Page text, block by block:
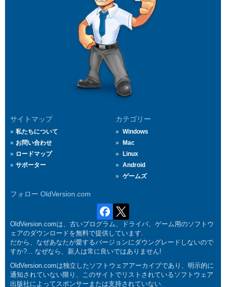
サイトマップ
私たちについて
お問い合わせ
ロードマップ
サポーター
カテゴリー
Windows
Mac
Linux
Android
ゲームズ
フォロー OldVersion.com
OldVersion.comは、古いプログラム、ドライバ、ゲーム用のソフトウ
ェアのダウンロードを無料で提供しています.
だから、なぜあなたが愛するバージョンにダウングレードしないので
すか?... なぜなら、新人は常に良いではありません!
OldVersion.comは独立したソフトウェアアーカイブであり、明示的に
通知されていない限り、このサイトでリストされているソフトウェア
出版社によってスポンサーまたは支持されていない.